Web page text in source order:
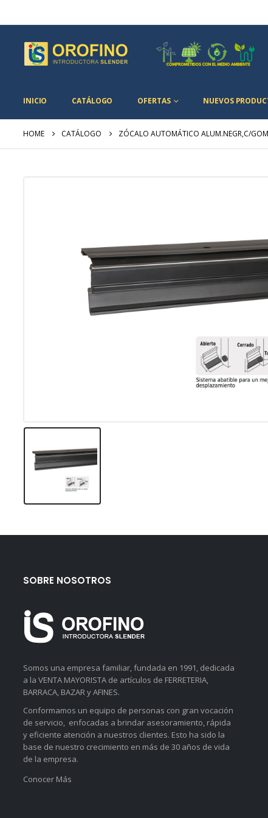
INICIO CATÁLOGO OFERTAS NUEVOS
HOME CATÁLOGO ZÓCALO AUTOMÁTICO ALUM.NEGR,C/
SOBRE NOSOTROS
Somos una empresa familiar, fundada en 1991, dedicada
a la VENTA MAYORISTA de artículos de FERRETERIA,
BARRACA, BAZAR y AFINES.
Conformamos un equipo de personas con gran vocación
de servicio, enfocadas a brindar asesoramiento, rápida
y eficiente atención a nuestros clientes. Esto ha sido la
base de nuestro crecimiento en más de 30 años de vida
de la empresa.
Conocer Más